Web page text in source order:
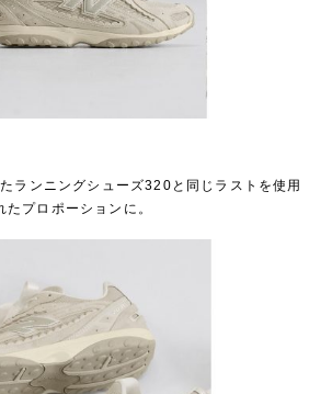
ランニングシューズ320と同じラストを使用
プロポーションに。